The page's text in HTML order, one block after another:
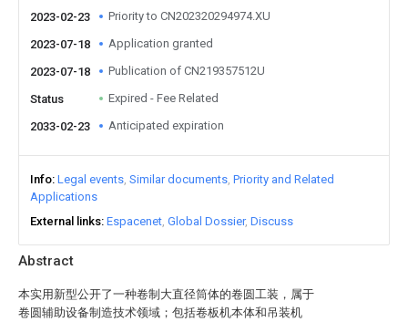
Abstract
本实用新型公开了一种卷制大直径筒体的卷圆工装，属于
卷圆辅助设备制造技术领域；包括卷板机本体和吊装机
2023-02-23 Priority to CN202320294974.XU
2023-07-18 Application granted
2023-07-18 Publication of CN219357512U
Status Expired - Fee Related
2033-02-23 Anticipated expiration
Info Legal events Similar documents Priority and Related
Applications
External links Espacenet Global Dossier Discuss